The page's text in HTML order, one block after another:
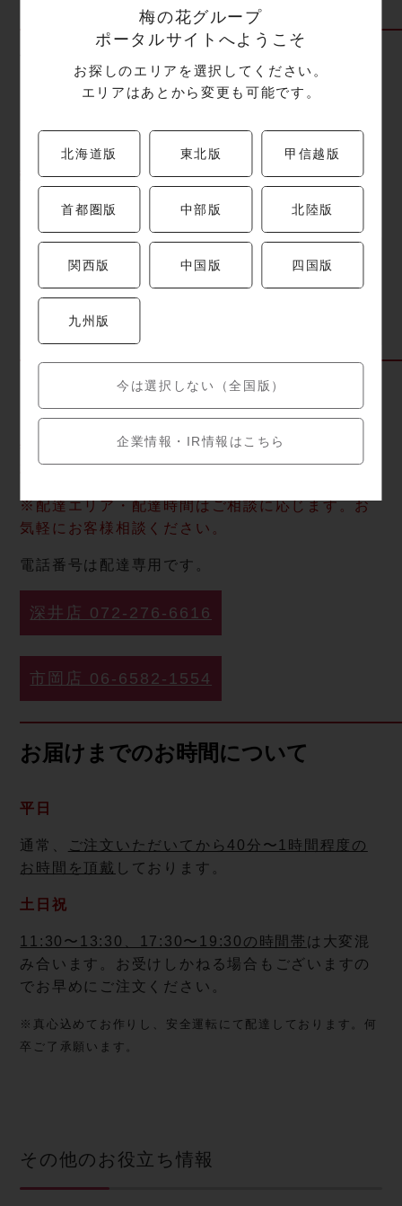
梅の花グループ
ポータルサイトへようこそ
お探しのエリアを選択してください。
エリアはあとから変更も可能です。
北海道版 東北版 甲信越版
首都圏版 中部版 北陸版
関西版 中国版 四国版
九州版
今は選択しない（全国版）
企業情報・IR情報はこちら
注文方法
お電話番号 ⇒ お名前 ⇒ ご住所 ⇒ 注文商品 ⇒ 個
数 ⇒ 配達日時
ご注文は、上記の手順でお申し付けください。
※メニュー・価格は予告なく変更となる場合が
※店舗・季節により、写真と内容・器が異なる
場合がございます。
年中無休・配達時間：11:00〜14:00／17:00〜
21:00
※配達エリア・配達時間はご相談に応じます。お
気軽にお客様相談ください。
電話番号は配達専用です。
深井店 072-276-6616
市岡店 06-6582-1554
お届けまでのお時間について
平日
通常、
ご注文いただいてから40分〜1時間程度の
お時間を頂戴 しております。
土日祝
11:30〜13:30、17:30〜19:30の時間帯 は大変混
み合います。お受けしかねる場合もございますの
でお早めにご注文ください。
※真心込めてお作りし、安全運転にて配達しております。何
卒ご了承願います。
その他のお役立ち情報